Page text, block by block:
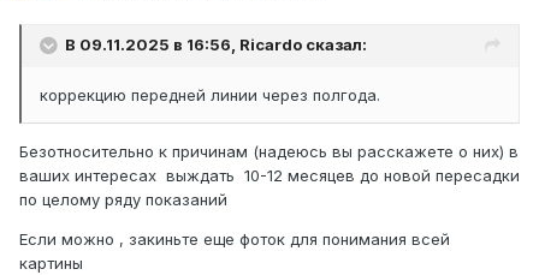
В 09.11.2025 в 16:56, Ricardo сказал:
коррекцию передней линии через полгода.
Безотносительно к причинам (надеюсь вы расскажете о них) в
ваших интересах выждать 10-12 месяцев до новой пересадки
по целому ряду показаний
Если можно , закиньте еще фоток для понимания всей
картины